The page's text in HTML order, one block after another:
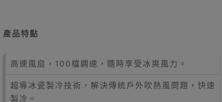
產品特點
高速風扇，100檔調速，隨時享受冰爽風力。
超導冰瓷製冷技術，解決傳統戶外吹熱風問題，快速
製冷。